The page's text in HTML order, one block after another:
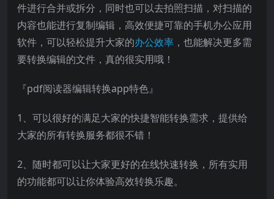
件进行合并或拆分，同时也可以去拍照扫描，对扫描的
内容也能进行复制编辑，高效便捷可靠的手机办公应用
软件，可以轻松提升大家的办公效率 ，也能解决更多需
要转换编辑的文件，真的很实用哦！
『pdf阅读器编辑转换app特色』
1、可以很好的满足大家的快捷智能转换需求，提供给
大家的所有转换服务都很不错！
2、随时都可以让大家更好的在线快速转换，所有实用
的功能都可以让你体验高效转换乐趣。